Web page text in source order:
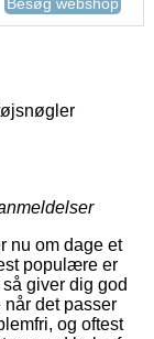
nu om dage et
populære er
giver dig god
det passer
og oftest